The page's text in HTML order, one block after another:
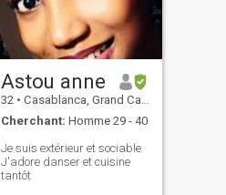
Astou anne
32 • Casablanca, Grand Casablanca, Maroc
Cherchant: Homme 29 - 40
Je suis extérieur et sociable
J'adore danser et cuisine
tantôt